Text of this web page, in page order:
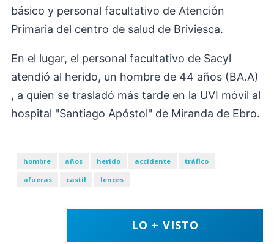
básico y personal facultativo de Atención
Primaria del centro de salud de Briviesca.
En el lugar, el personal facultativo de Sacyl
atendió al herido, un hombre de 44 años (BA.A)
, a quien se trasladó más tarde en la UVI móvil al
hospital "Santiago Apóstol" de Miranda de Ebro.
hombre años herido accidente
tráfico
afueras
castil lences
LO + VISTO